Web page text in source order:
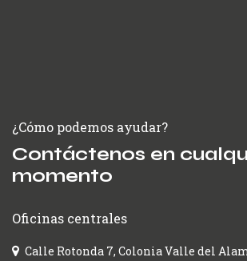
¿Cómo podemos ayudar?
Contáctenos en
momento
Oficinas centrales
Calle Rotonda 7, Colonia Valle del